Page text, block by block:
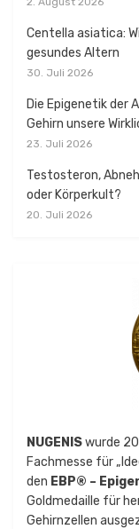
Centella asiatica:
gesundes Altern
30. Juli 2026
Die Epigenetik der
Gehirn unsere
23. Juli 2026
Testosteron,
oder Körperkult?
20. Juli 2026
NUGENISwurde
Fachmesse für
den EBP® –
Goldmedaille für
Gehirnzellen